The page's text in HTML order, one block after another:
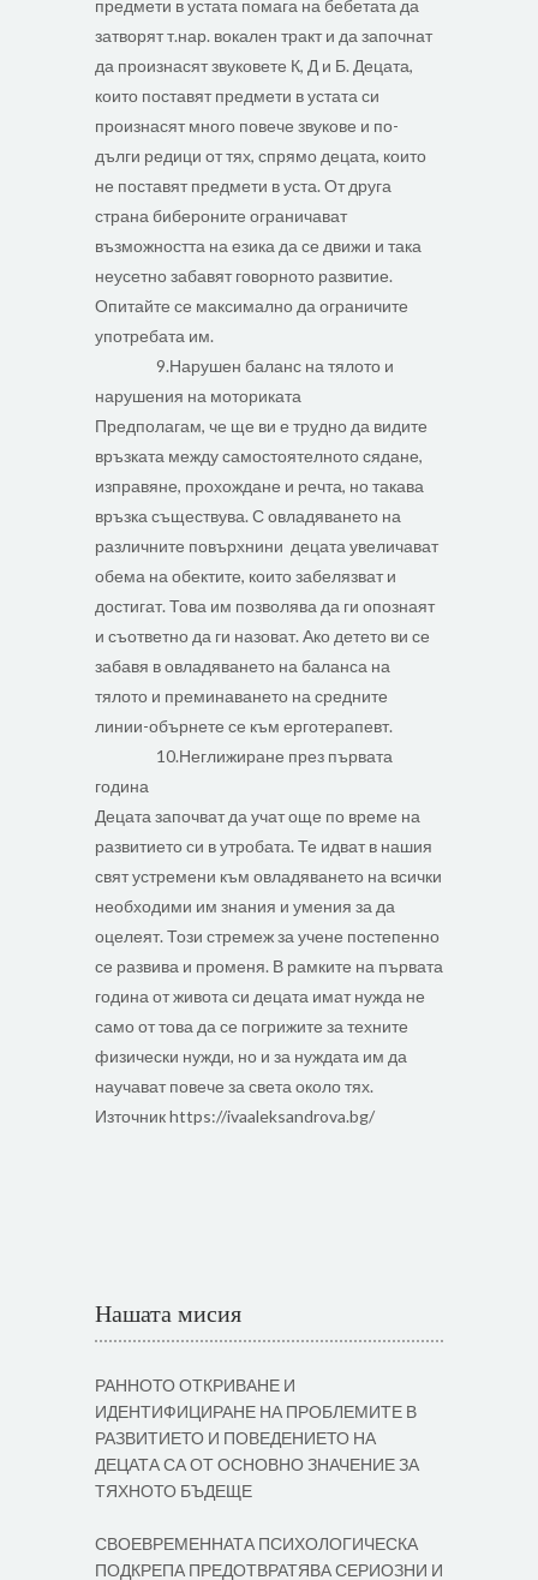
предмети в устата помага на бебетата да
затворят т.нар. вокален тракт и да започнат
да произнасят звуковете К, Д и Б. Децата,
които поставят предмети в устата си
произнасят много повече звукове и по-
дълги редици от тях, спрямо децата, които
не поставят предмети в уста. От друга
страна бибероните ограничават
възможността на езика да се движи и така
неусетно забавят говорното развитие.
Опитайте се максимално да ограничите
употребата им.
9.Нарушен баланс на тялото и
нарушения на моториката
Предполагам, че ще ви е трудно да видите
връзката между самостоятелното сядане,
изправяне, прохождане и речта, но такава
връзка съществува. С овладяването на
различните повърхнини децата увеличават
обема на обектите, които забелязват и
достигат. Това им позволява да ги опознаят
и съответно да ги назоват. Ако детето ви се
забавя в овладяването на баланса на
тялото и преминаването на средните
линии-обърнете се към ерготерапевт.
10.Неглижиране през първата
година
Децата започват да учат още по време на
развитието си в утробата. Те идват в нашия
свят устремени към овладяването на всички
необходими им знания и умения за да
оцелеят. Този стремеж за учене постепенно
се развива и променя. В рамките на първата
година от живота си децата имат нужда не
само от това да се погрижите за техните
физически нужди, но и за нуждата им да
научават повече за света около тях.
Източник https://ivaaleksandrova.bg/
Нашата мисия
РАННОТО ОТКРИВАНЕ И
ИДЕНТИФИЦИРАНЕ НА ПРОБЛЕМИТЕ В
РАЗВИТИЕТО И ПОВЕДЕНИЕТО НА
ДЕЦАТА СА ОТ ОСНОВНО ЗНАЧЕНИЕ ЗА
ТЯХНОТО БЪДЕЩЕ
СВОЕВРЕМЕННАТА ПСИХОЛОГИЧЕСКА
ПОДКРЕПА ПРЕДОТВРАТЯВА СЕРИОЗНИ И